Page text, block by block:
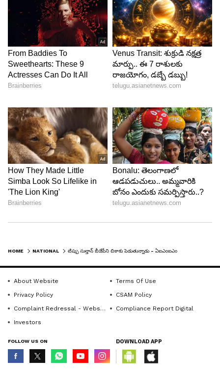
HOME NATIONAL
About Website
Terms Of Use
Privacy Policy
CSAM Policy
Complaint Redressal - Website
Compliance Report Digital
Investors
FOLLOW US ON DOWNLOAD APP